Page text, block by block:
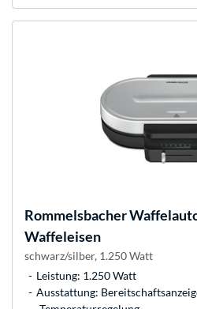
Rommelsbacher
Waffeleisen
schwarz/silber, 1.250 Watt
Leistung: 1.250 Watt
Ausstattung: